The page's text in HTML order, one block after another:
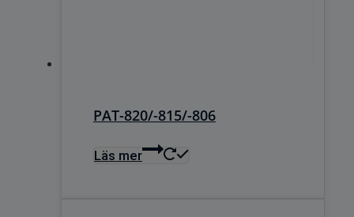
PAT-820/-815/-806
Läs mer